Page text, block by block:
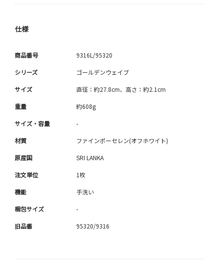
仕様
商品番号 9316L/95320
シリーズ ゴールデンウェイブ
サイズ 直径：約27.8cm、高さ：約2.1cm
重量 約608g
サイズ・容量 -
材質 ファインポーセレン(オフホワイト)
原産国 SRI LANKA
注文単位 1枚
機能 手洗い
梱包サイズ -
旧品番 95320/9316